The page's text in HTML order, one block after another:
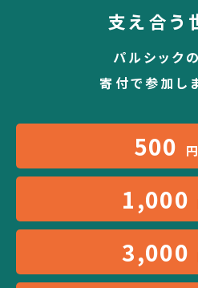
支え合う
パルシック
寄付で参加し
500
1,000
3,000